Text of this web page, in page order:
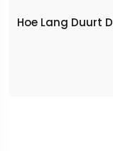
Hoe Lang Duurt